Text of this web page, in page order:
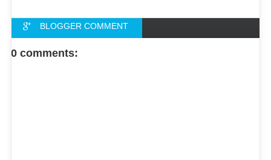
BLOGGER COMMENT
FACEBOOK COMMENT
0 comments: